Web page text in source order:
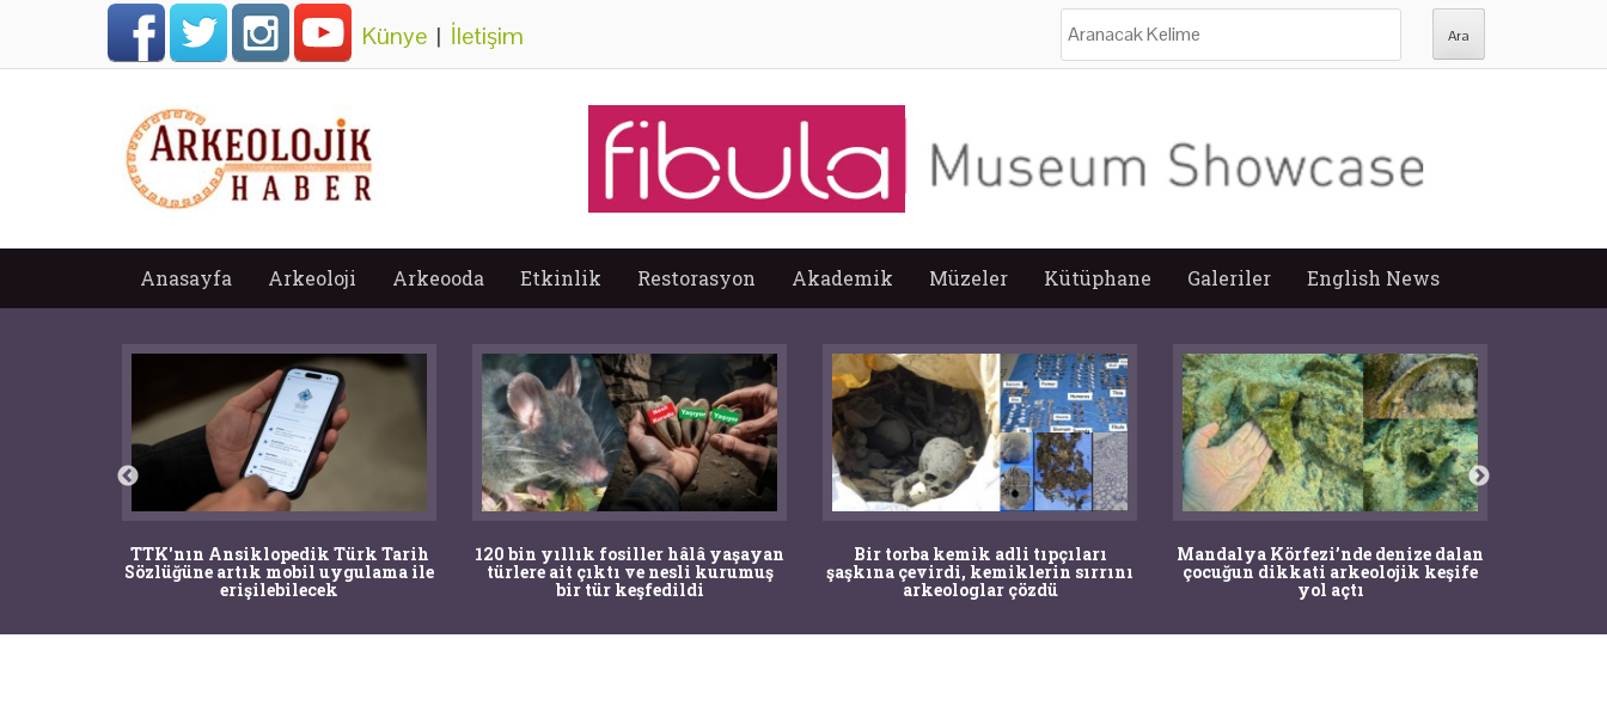
Künye | İletişim
Anasayfa Arkeoloji Arkeooda Etkinlik Restorasyon Akademik Müzeler Kütüphane Galeriler English News
TTK'nın Ansiklopedik Türk Tarih
Sözlüğüne artık mobil uygulama ile
erişilebilecek
120 bin yıllık fosiller hâlâ yaşayan
türlere ait çıktı ve nesli kurumuş
bir tür keşfedildi
Bir torba kemik adli tıpçıları
şaşkına çevirdi, kemiklerin sırrını
arkeologlar çözdü
Mandalya Körfezi’nde denize dalan
çocuğun dikkati arkeolojik keşife
yol açtı